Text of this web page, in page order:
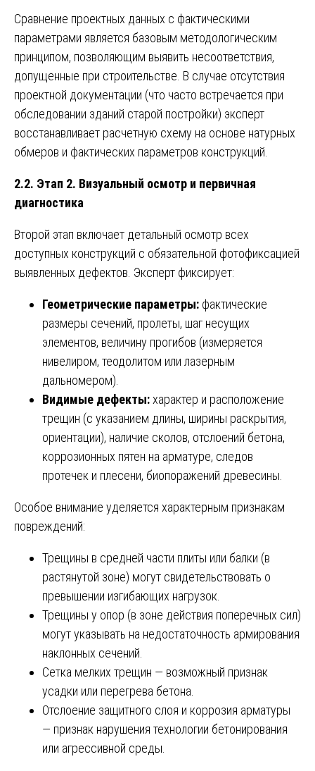
Сравнение проектных данных с фактическими
параметрами является базовым методологическим
принципом, позволяющим выявить несоответствия,
допущенные при строительстве. В случае отсутствия
проектной документации (что часто встречается при
обследовании зданий старой постройки) эксперт
восстанавливает расчетную схему на основе натурных
обмеров и фактических параметров конструкций.
2.2. Этап 2. Визуальный осмотр и первичная
диагностика
Второй этап включает детальный осмотр всех
доступных конструкций с обязательной фотофиксацией
выявленных дефектов. Эксперт фиксирует:
Геометрические параметры: фактические
размеры сечений, пролеты, шаг несущих
элементов, величину прогибов (измеряется
нивелиром, теодолитом или лазерным
дальномером).
Видимые дефекты:характер и расположение
трещин (с указанием длины, ширины раскрытия,
ориентации), наличие сколов, отслоений бетона,
коррозионных пятен на арматуре, следов
протечек и плесени, биопоражений древесины.
Особое внимание уделяется характерным признакам
повреждений:
Трещины в средней части плиты или балки (в
растянутой зоне) могут свидетельствовать о
превышении изгибающих нагрузок.
Трещины у опор (в зоне действия поперечных сил)
могут указывать на недостаточность армирования
наклонных сечений.
Сетка мелких трещин — возможный признак
усадки или перегрева бетона.
Отслоение защитного слоя и коррозия арматуры
— признак нарушения технологии бетонирования
или агрессивной среды.